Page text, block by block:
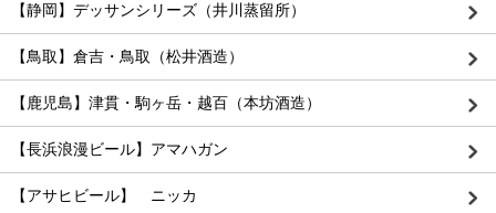
【静岡】デッサンシリーズ（井川蒸留所）
【鳥取】倉吉・鳥取（松井酒造）
【鹿児島】津貫・駒ヶ岳・越百（本坊酒造）
【長浜浪漫ビール】アマハガン
【アサヒビール】 ニッカ